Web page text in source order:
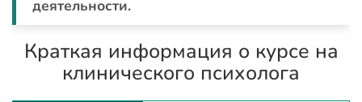
деятельности.
Краткая информация о курсе на
клинического психолога